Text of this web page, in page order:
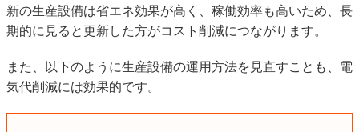
新の生産設備は省エネ効果が高く、稼働効率も高いため、長
期的に見ると更新した方がコスト削減につながります。
また、以下のように生産設備の運用方法を見直すことも、電
気代削減には効果的です。